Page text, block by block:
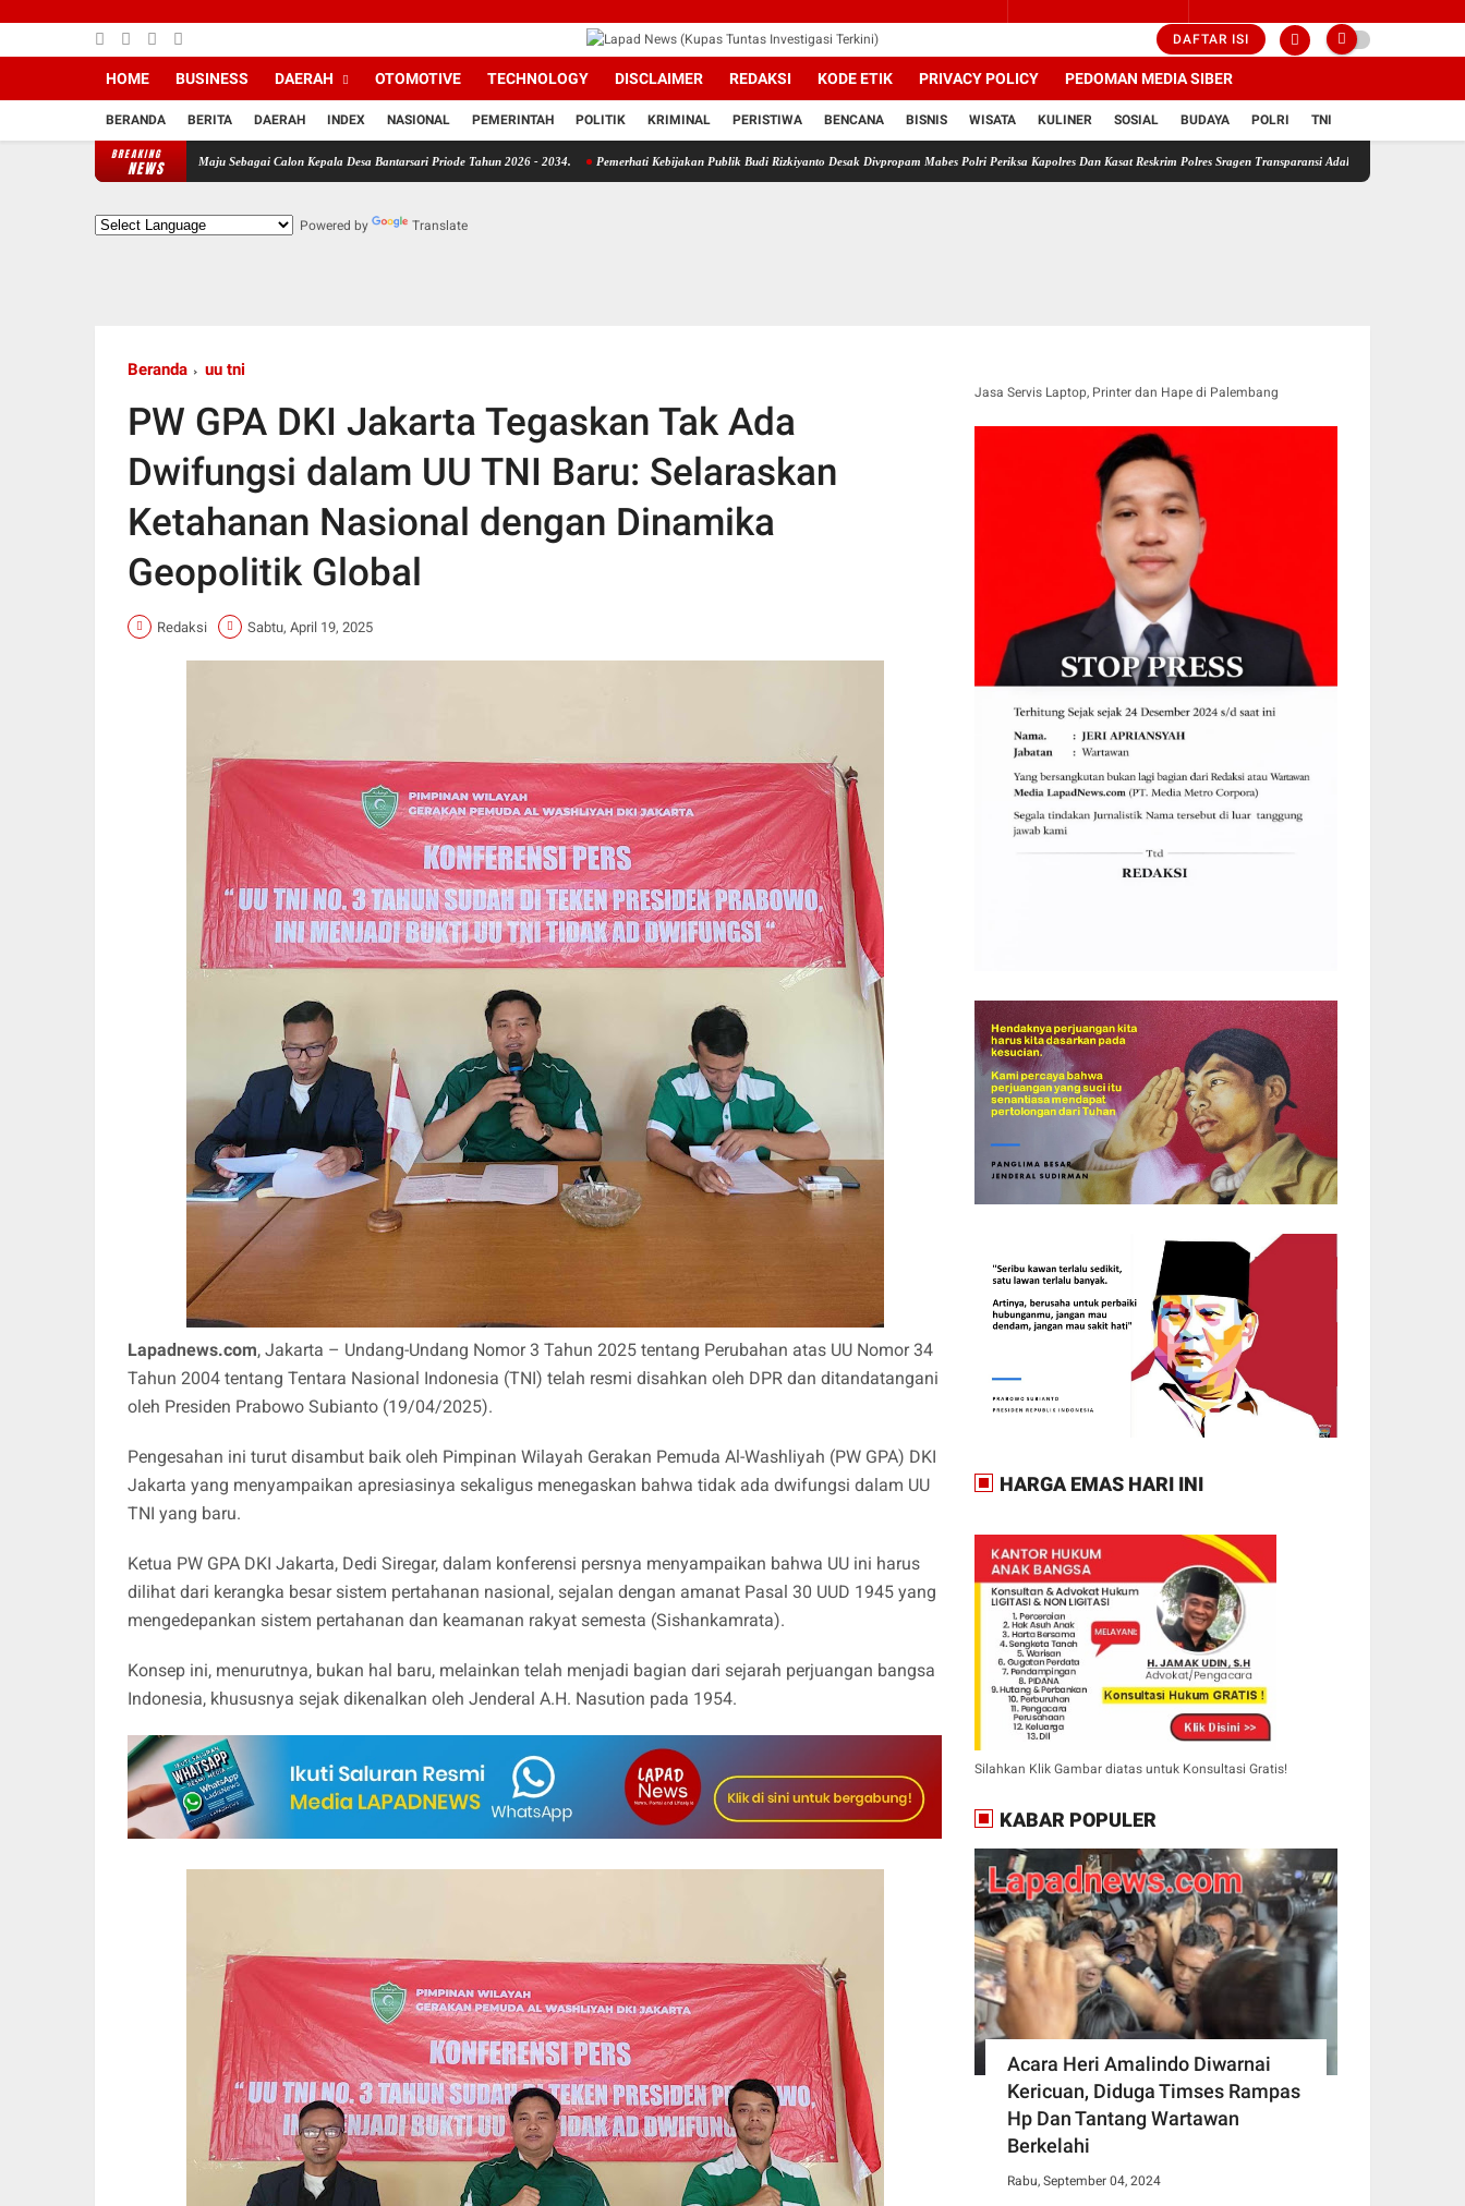
DAFTAR ISI
HOME BUSINESS DAERAH OTOMOTIVE TECHNOLOGY DISCLAIMER REDAKSI KODE ETIK PRIVACY POLICY PEDOMAN MEDIA SIBER
BERANDA BERITA DAERAH INDEX NASIONAL PEMERINTAH POLITIK KRIMINAL PERISTIWA BENCANA BISNIS WISATA KULINER SOSIAL BUDAYA POLRI TNI
BREAKING
NEWS
Daftarkan Diri Maju Sebagai Calon Kepala Desa Bantarsari Priode Tahun 2026 - 2034. Pemerhati Kebijakan Publik Budi Rizkiyanto Desak Divpropam Mabes Polri Periksa Kapolres Dan Kasat Reskrim Polres Sragen Transparansi Adalah Kunci Menemukan Kebenaran
Powered by Translate
Beranda uu tni
PW GPA DKI Jakarta Tegaskan Tak Ada
Dwifungsi dalam UU TNI Baru: Selaraskan
Ketahanan Nasional dengan Dinamika
Geopolitik Global
Redaksi Sabtu, April 19, 2025
Lapadnews.com, Jakarta – Undang-Undang Nomor 3 Tahun 2025 tentang Perubahan atas UU Nomor 34
Tahun 2004 tentang Tentara Nasional Indonesia (TNI) telah resmi disahkan oleh DPR dan ditandatangani
oleh Presiden Prabowo Subianto (19/04/2025).
Pengesahan ini turut disambut baik oleh Pimpinan Wilayah Gerakan Pemuda Al-Washliyah (PW GPA) DKI
Jakarta yang menyampaikan apresiasinya sekaligus menegaskan bahwa tidak ada dwifungsi dalam UU
TNI yang baru.
Ketua PW GPA DKI Jakarta, Dedi Siregar, dalam konferensi persnya menyampaikan bahwa UU ini harus
dilihat dari kerangka besar sistem pertahanan nasional, sejalan dengan amanat Pasal 30 UUD 1945 yang
mengedepankan sistem pertahanan dan keamanan rakyat semesta (Sishankamrata).
Konsep ini, menurutnya, bukan hal baru, melainkan telah menjadi bagian dari sejarah perjuangan bangsa
Indonesia, khususnya sejak dikenalkan oleh Jenderal A.H. Nasution pada 1954.
Jasa Servis Laptop, Printer dan Hape di Palembang
HARGA EMAS HARI INI
Silahkan Klik Gambar diatas untuk Konsultasi Gratis!
KABAR POPULER
Acara Heri Amalindo Diwarnai
Kericuan, Diduga Timses Rampas
Hp Dan Tantang Wartawan
Berkelahi
Rabu, September 04, 2024